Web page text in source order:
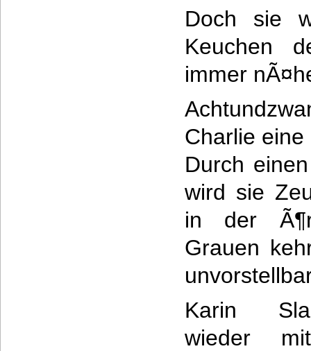
Doch sie
Keuchen
immer
Charlie
Durch
wird sie
in der
Grauen
Karin
wieder